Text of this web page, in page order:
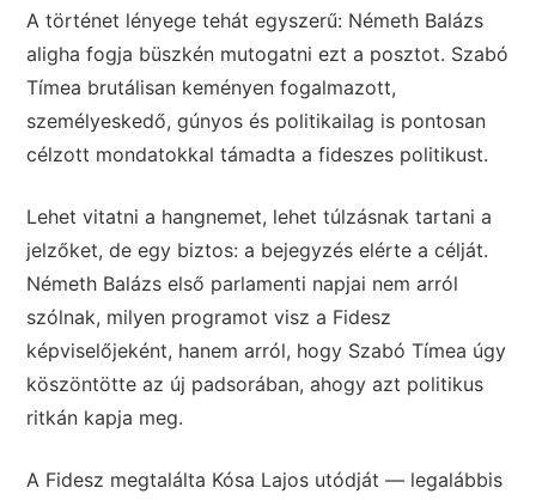
A történet lényege tehát egyszerű: Németh Balázs
aligha fogja büszkén mutogatni ezt a posztot. Szabó
Tímea brutálisan keményen fogalmazott,
személyeskedő, gúnyos és politikailag is pontosan
célzott mondatokkal támadta a fideszes politikust.
Lehet vitatni a hangnemet, lehet túlzásnak tartani a
jelzőket, de egy biztos: a bejegyzés elérte a célját.
Németh Balázs első parlamenti napjai nem arról
szólnak, milyen programot visz a Fidesz
képviselőjeként, hanem arról, hogy Szabó Tímea úgy
köszöntötte az új padsorában, ahogy azt politikus
ritkán kapja meg.
A Fidesz megtalálta Kósa Lajos utódját — legalábbis